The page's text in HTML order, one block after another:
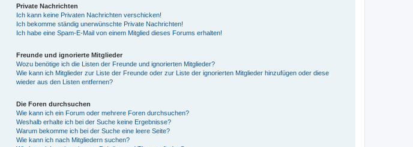
Private Nachrichten
Ich kann keine Privaten Nachrichten verschicken!
Ich bekomme ständig unerwünschte Private Nachrichten!
Ich habe eine Spam-E-Mail von einem Mitglied dieses Forums erhalten!
Freunde und ignorierte Mitglieder
Wozu benötige ich die Listen der Freunde und ignorierten Mitglieder?
Wie kann ich Mitglieder zur Liste der Freunde oder zur Liste der ignorierten Mitglieder hinzufügen oder diese
wieder aus den Listen entfernen?
Die Foren durchsuchen
Wie kann ich ein Forum oder mehrere Foren durchsuchen?
Weshalb erhalte ich bei der Suche keine Ergebnisse?
Warum bekomme ich bei der Suche eine leere Seite?
Wie kann ich nach Mitgliedern suchen?